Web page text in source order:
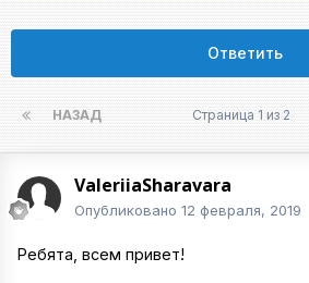
Ответить
НАЗАД Страница 1 из 2
ValeriiaSharavara
Опубликовано 12 февраля, 2019
Ребята, всем привет!